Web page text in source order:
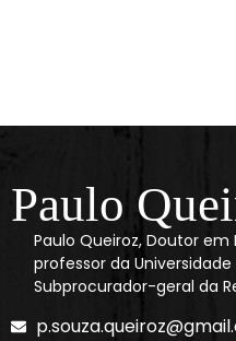
Paulo
Paulo Queiroz, Doutor em
professor da Universidade
Subprocurador-geral da